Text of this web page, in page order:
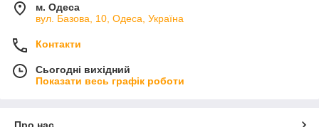
м. Одеса
вул. Базова, 10, Одеса, Україна
Контакти
Сьогодні вихідний
Показати весь графік роботи
Про нас